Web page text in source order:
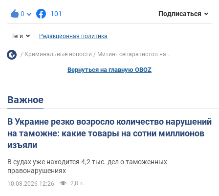
0 101 Подписаться
Теги Редакционная политика
Криминальные новости Митинг сепаратистов на...
Вернуться на главную OBOZ
Важное
В Украине резко возросло количество нарушений
на таможне: какие товары на сотни миллионов
изъяли
В судах уже находится 4,2 тыс. дел о таможенных
правонарушениях
10.08.2026 12:26 2,8 т.